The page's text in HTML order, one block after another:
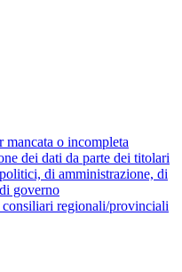
mancata o incompleta
dei dati da parte dei titolari
di amministrazione, di
governo
regionali/provinciali